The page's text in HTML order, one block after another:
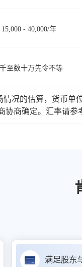
- 40,000/年
至数十万先令不等
的估算，货币单
商确定。汇率请参
满足股东